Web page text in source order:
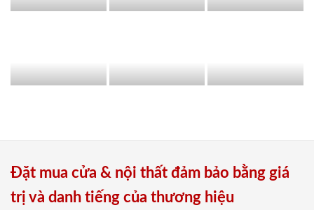
Đặt mua cửa & nội thất đảm bảo bằng giá
trị và danh tiếng của thương hiệu